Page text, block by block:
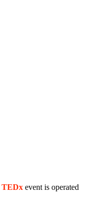
TEDx event is operated